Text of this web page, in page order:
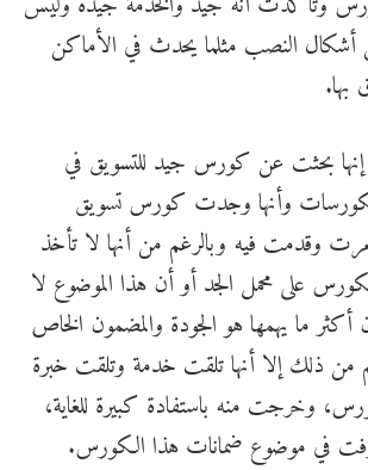
النصب مثلما يحدث في الأماكن
بها.
إنها بحثت عن كورس جيد للتسويق في
وأنها وجدت كورس تسويق
وقدمت فيه وبالرغم من أنها لا تأخذ
على محمل الجد أو أن هذا الموضوع لا
أكثر ما يهمها هو الجودة والمضمون الخاص
من ذلك إلا أنها تلقت خدمة وتلقت خبرة
وخرجت منه باستفادة كبيرة للغاية،
في موضوع ضمانات هذا الكورس.